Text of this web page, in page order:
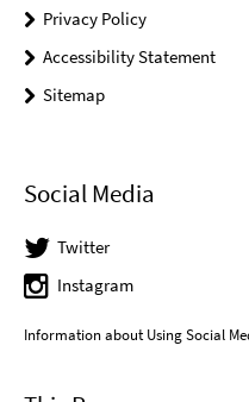
Privacy Policy
Accessibility Statement
Sitemap
Social Media
Twitter
Instagram
Information about Using Social